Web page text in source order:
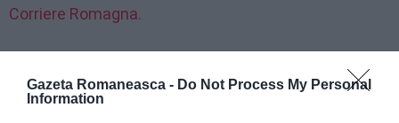
Gazeta Romaneasca - Do Not Process My Personal
Information
Corriere Romagna.
Lanț de accidente de muncă